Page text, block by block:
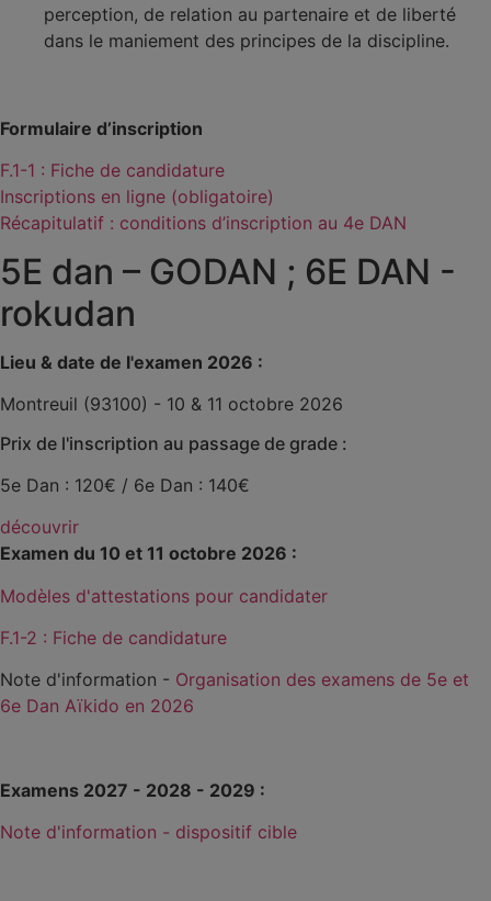
perception, de relation au partenaire et de liberté
dans le maniement des principes de la discipline.
Formulaire d’inscription
F.1-1 : Fiche de candidature
Inscriptions en ligne (obligatoire)
Récapitulatif : conditions d’inscription au 4e DAN
5E dan – GODAN ; 6E DAN -
rokudan
Lieu & date de l'examen 2026 :
Montreuil (93100) - 10 & 11 octobre 2026
Prix de l'inscription au passage de grade :
5e Dan : 120€ / 6e Dan : 140€
découvrir
Examen du 10 et 11 octobre 2026 :
Modèles d'attestations pour candidater
F.1-2 : Fiche de candidature
Note d'information - Organisation des examens de 5e et
6e Dan Aïkido en 2026
Examens 2027 - 2028 - 2029 :
Note d'information - dispositif cible